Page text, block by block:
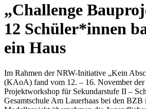
„Challenge
12 Schüler*innen
ein Haus
Im Rahmen der NRW-Initiative „Kein
(KAoA) fand vom 12. – 16. November der
Projektworkshop für Sekundarstufe II –
Gesamtschule Am Lauerhaas bei den BZB